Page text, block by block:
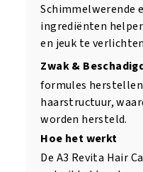
Schimmelwerende
ingrediënten
en jeuk te
Zwak &
formules
haarstructuur,
worden hersteld.
Hoe het werkt
De A3 Revita Hair